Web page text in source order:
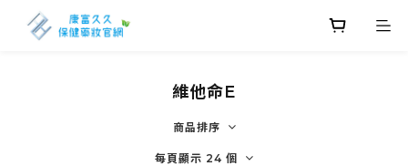
維他命E
商品排序
每頁顯示 24 個